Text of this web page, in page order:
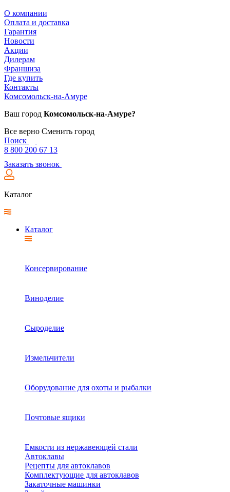
О компании
Оплата и доставка
Гарантия
Новости
Акции
Дилерам
Франшиза
Где купить
Контакты
Комсомольск-на-Амуре
Ваш город Комсомольск-на-Амуре?
Все верно Сменить город
Поиск
8 800 200 67 13
Заказать звонок
Каталог
Каталог
Консервирование
Виноделие
Сыроделие
Измельчители
Оборудование для охоты и рыбалки
Почтовые ящики
Емкости из нержавеющей стали
Автоклавы
Рецепты для автоклавов
Комплектующие для автоклавов
Закаточные машинки